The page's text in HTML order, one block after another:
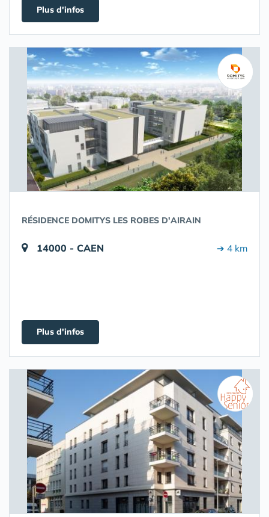
Plus d'infos
RÉSIDENCE DOMITYS LES ROBES D'AIRAIN
14000 - CAEN ➔ 4 km
Plus d'infos